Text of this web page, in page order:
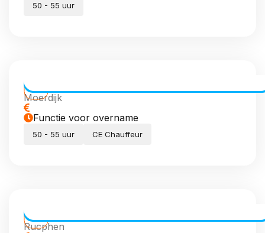
50 - 55 uur
CE Chauffeur dagdiensten
Moerdijk
Functie voor overname
50 - 55 uur CE Chauffeur
Transport Coördinator (meewerkend)
Rucphen